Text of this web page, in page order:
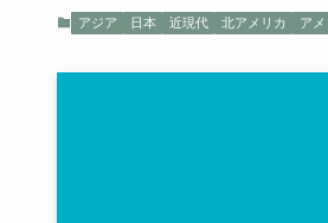
アジア 日本 近現代 北アメリカ アメ